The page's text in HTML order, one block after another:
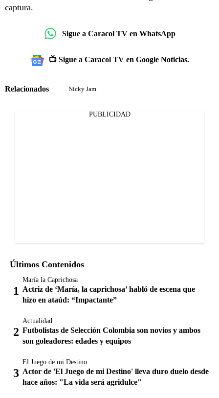
captura.
Sigue a Caracol TV en WhatsApp
📺 Sigue a Caracol TV en Google Noticias.
Relacionados Nicky Jam
PUBLICIDAD
Últimos Contenidos
María la Caprichosa
Actriz de ‘María, la caprichosa’ habló de escena que
hizo en ataúd: “Impactante”
Actualidad
Futbolistas de Selección Colombia son novios y ambos
son goleadores: edades y equipos
El Juego de mi Destino
Actor de 'El Juego de mi Destino' lleva duro duelo desde
hace años: "La vida será agridulce"